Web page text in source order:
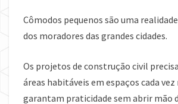
Cômodos pequenos são uma
dos moradores das grandes cidades.
Os projetos de construção civil
áreas habitáveis em espaços cada vez
garantam praticidade sem abrir mão